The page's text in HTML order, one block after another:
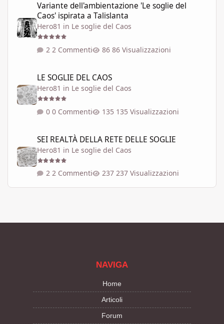
Variante dell'ambientazione 'Le soglie del
Caos' ispirata a Talislanta
Hero81 in Le soglie del Caos
2 Commenti 86 Visualizzazioni
LE SOGLIE DEL CAOS
Hero81 in Le soglie del Caos
0 Commenti 135 Visualizzazioni
SEI REALTÀ DELLA RETE DELLE SOGLIE
Hero81 in Le soglie del Caos
2 Commenti 237 Visualizzazioni
NAVIGA
Home
Articoli
Forum